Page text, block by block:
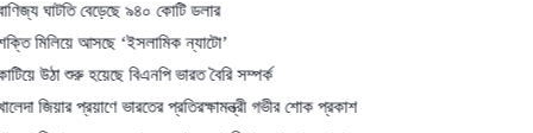
বেড়েছে ৯৪০ কোটি ডলার
আসছে ‘ইসলামিক ন্যাটো’
শুরু হয়েছে বিএনপি ভারত বৈরি সম্পর্ক
প্রয়াণে ভারতের প্রতিরক্ষামন্ত্রী গভীর শোক প্রকাশ